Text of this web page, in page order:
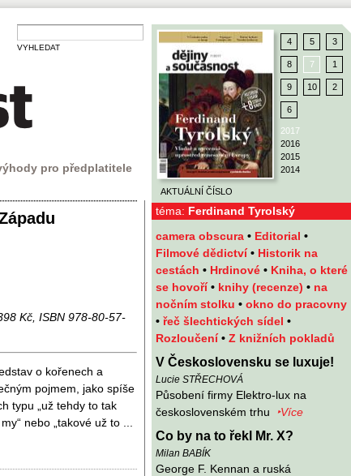
pro předplatitele
VYHLEDAT
téma: Ferdinand Tyrolský
AKTUÁLNÍ ČÍSLO
4 5 3
8 7 1
9 10 2
6
2017
2016
2015
2014
camera obscura • Editorial •
Filmové dědictví• Historik na
cestách • Hrdinové • Kniha, o které
se hovoří• knihy (recenze) • na
nočním stolku • okno do pracovny
• řeč šlechtických sídel •
Rozloučení• Z knižních pokladů
V Československu se luxuje!
Lucie STŘECHOVÁ
Působení firmy Elektro-lux na
československém trhu
‣Více
Co by na to řekl Mr. X?
Milan BABÍK
George F. Kennan a ruská
Kč, ISBN 978-80-57-
o kořenech a
pojmem, jako spíše
typu „už tehdy to tak
nebo „takové už to ...